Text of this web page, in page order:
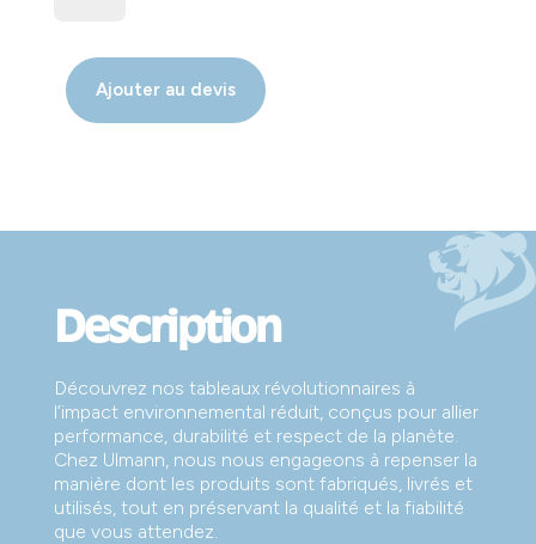
Ajouter au devis
Description
Découvrez nos tableaux révolutionnaires à
l’impact environnemental réduit, conçus pour allier
performance, durabilité et respect de la planète.
Chez Ulmann, nous nous engageons à repenser la
manière dont les produits sont fabriqués, livrés et
utilisés, tout en préservant la qualité et la fiabilité
que vous attendez.